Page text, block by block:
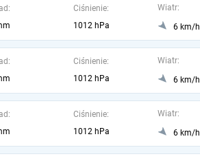
Ciśnienie:
1012 hPa
Wiatr:
6 km/h
Ciśnienie:
1012 hPa
Wiatr:
6 km/h
Ciśnienie:
1012 hPa
Wiatr:
6 km/h